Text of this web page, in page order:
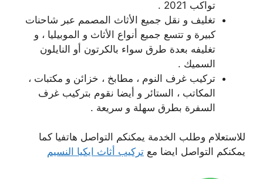
تواكب 2021 .
تغليف و نقل جميع الأثاث المصمم عبر شاحنات
كبيرة و تتسع جميع أنواع الأثاث و الموبيليا ، و
تغليفه بعدة طرق سواء بالكرتون أو النايلون
السميك .
تركيب غرف النوم ، مطابخ ، خزائن و مكتبات ،
المكاتب ، الستائر و أيضا نقوم بتركيب غرف
السفرة بطرق سهلة و سريعة .
للاستعلام وطلب الخدمة يمكنكم التواصل هاتفيا كما
يمكنكم التواصل ايضا مع تركيب أثاث ايكيا النسيم